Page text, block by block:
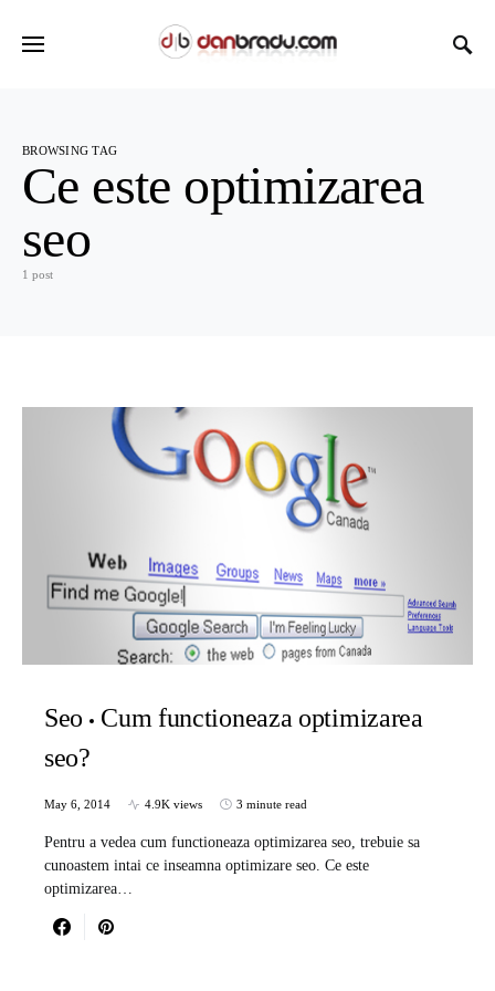
BROWSING TAG
Ce este optimizarea
seo
1 post
Seo
Cum functioneaza optimizarea
seo?
May 6, 2014 4.9K views 3 minute read
Pentru a vedea cum functioneaza optimizarea seo, trebuie sa
cunoastem intai ce inseamna optimizare seo. Ce este
optimizarea…